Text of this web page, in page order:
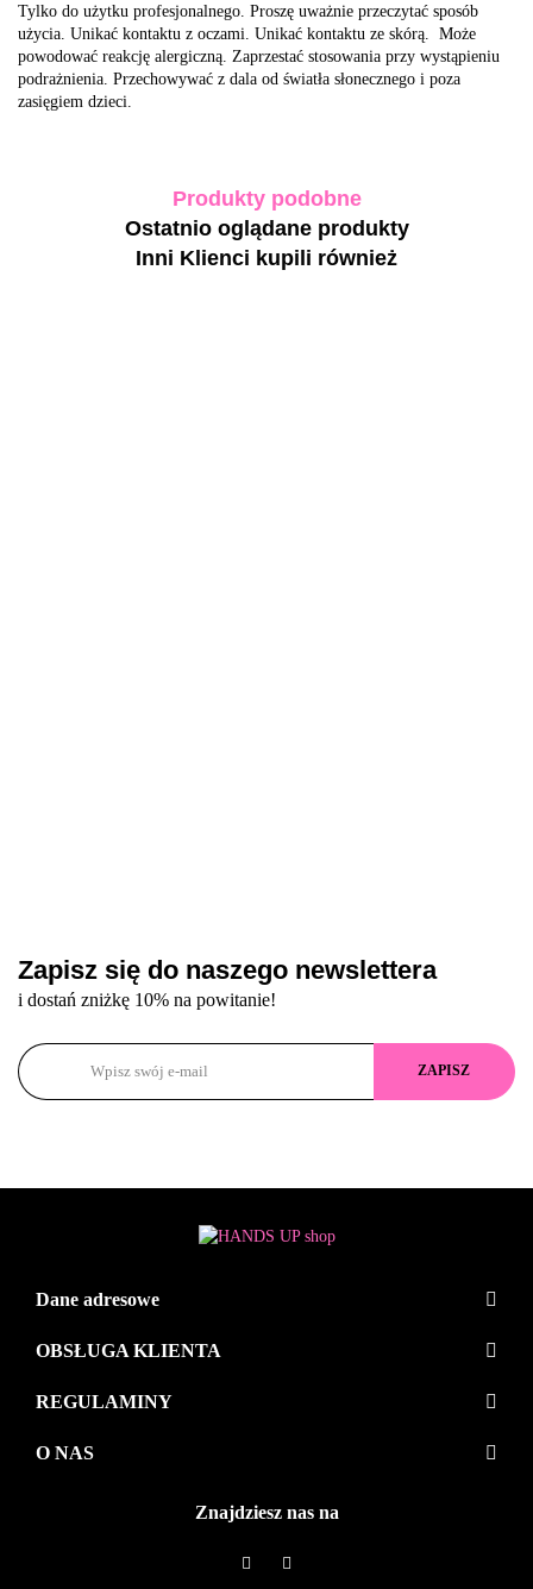
Tylko do użytku profesjonalnego. Proszę uważnie przeczytać sposób
użycia. Unikać kontaktu z oczami. Unikać kontaktu ze skórą. Może
powodować reakcję alergiczną. Zaprzestać stosowania przy wystąpieniu
podrażnienia. Przechowywać z dala od światła słonecznego i poza
zasięgiem dzieci.
Produkty podobne
Ostatnio oglądane produkty
Inni Klienci kupili również
Zapisz się do naszego newslettera
i dostań zniżkę 10% na powitanie!
Dane adresowe
OBSŁUGA KLIENTA
REGULAMINY
O NAS
Znajdziesz nas na